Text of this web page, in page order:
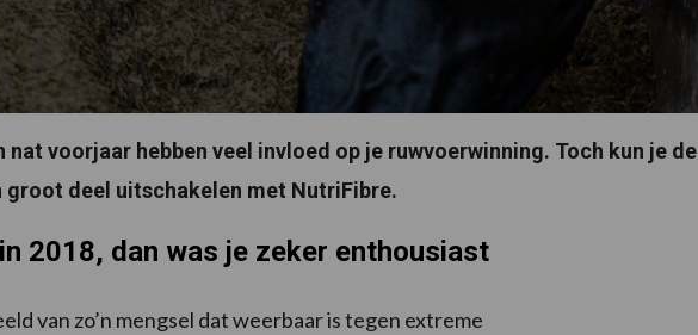
nat voorjaar hebben veel invloed op je ruwvoerwinning. Toch kun je de
deel uitschakelen met NutriFibre.
2018, dan was je zeker enthousiast
van zo’n mengsel dat weerbaar is tegen extreme